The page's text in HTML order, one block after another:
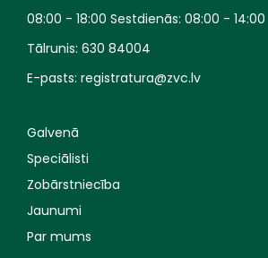
08:00 - 18:00 Sestdienās: 08:00 - 14:00
Tālrunis: 630 84004
E-pasts: registratura@zvc.lv
Galvenā
Speciālisti
Zobārstniecība
Jaunumi
Par mums